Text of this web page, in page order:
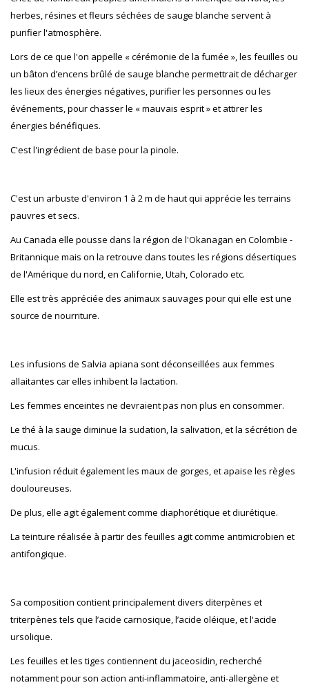
herbes, résines et fleurs séchées de sauge blanche servent à
purifier l'atmosphère.
Lors de ce que l'on appelle « cérémonie de la fumée », les feuilles ou
un bâton d’encens brûlé de sauge blanche permettrait de décharger
les lieux des énergies négatives, purifier les personnes ou les
événements, pour chasser le « mauvais esprit » et attirer les
énergies bénéfiques.
C'est l'ingrédient de base pour la pinole.
C'est un arbuste d'environ 1 à 2 m de haut qui apprécie les terrains
pauvres et secs.
Au Canada elle pousse dans la région de l'Okanagan en Colombie -
Britannique mais on la retrouve dans toutes les régions désertiques
de l'Amérique du nord, en Californie, Utah, Colorado etc.
Elle est très appréciée des animaux sauvages pour qui elle est une
source de nourriture.
Les infusions de Salvia apiana sont déconseillées aux femmes
allaitantes car elles inhibent la lactation.
Les femmes enceintes ne devraient pas non plus en consommer.
Le thé à la sauge diminue la sudation, la salivation, et la sécrétion de
mucus.
L'infusion réduit également les maux de gorges, et apaise les règles
douloureuses.
De plus, elle agit également comme diaphorétique et diurétique.
La teinture réalisée à partir des feuilles agit comme antimicrobien et
antifongique.
Sa composition contient principalement divers diterpènes et
triterpènes tels que l’acide carnosique, l’acide oléique, et l'acide
ursolique.
Les feuilles et les tiges contiennent du jaceosidin, recherché
notamment pour son action anti-inflammatoire, anti-allergène et